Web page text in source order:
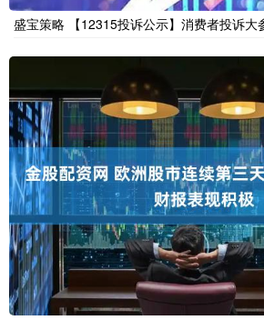
盛宝策略 【12315投诉公示】消费者投诉大